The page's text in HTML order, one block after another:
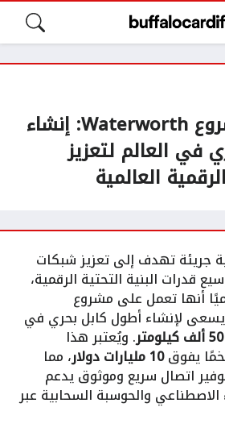
ميتا تطلق مشروع Waterworth: إنشاء
في العالم لتعزيز
العالمية
جريئة تهدف إلى تعزيز شبكات
قدرات البنية التحتية الرقمية،
أنها تعمل على مشروع
يسعى لإنشاء أطول كابل بحري في
50 ألف كيلومتر . ويُعتبر هذا
يفوق10 مليارات دولار ، مما
اتصال سريع وموثوق يدعم
الاصطناعي والحوسبة السحابية عبر